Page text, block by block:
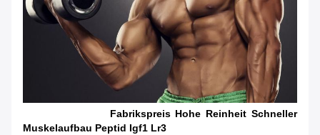
Fabrikspreis Hohe Reinheit Schneller
Muskelaufbau Peptid Igf1 Lr3